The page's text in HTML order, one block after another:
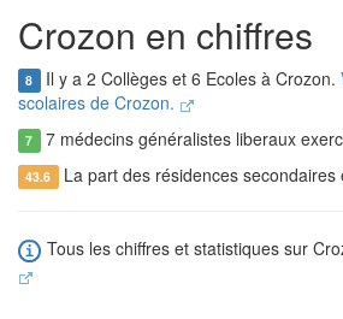
Crozon en chiffres
8 Il y a 2 Collèges et 6 Ecoles à Crozon.
scolaires de Crozon.
7 7 médecins généralistes liberaux
43.6 La part des résidences secondaires
Tous les chiffres et statistiques sur